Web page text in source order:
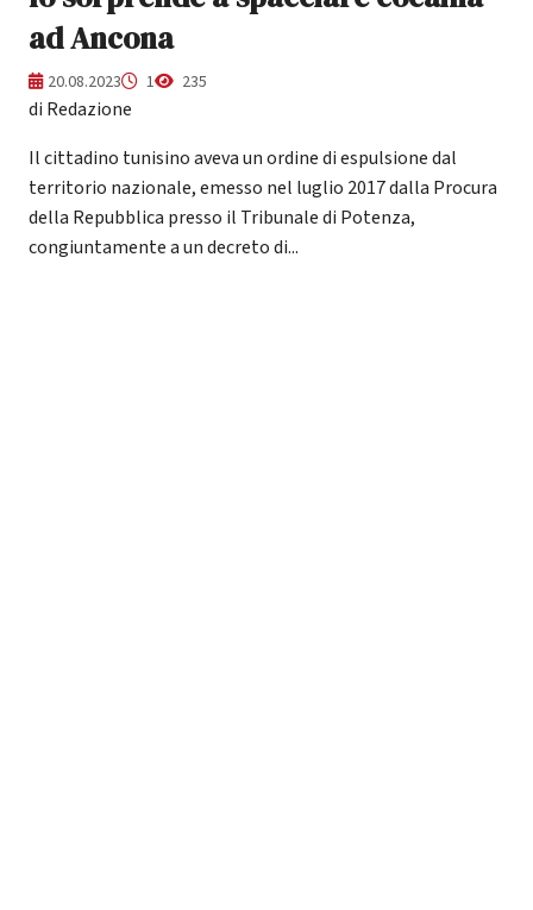
ad Ancona
20.08.2023 1 235
di Redazione
Il cittadino tunisino aveva un ordine di espulsione dal
territorio nazionale, emesso nel luglio 2017 dalla Procura
della Repubblica presso il Tribunale di Potenza,
congiuntamente a un decreto di...